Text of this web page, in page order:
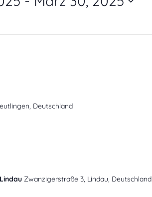
Deutschland
Zwanzigerstraße 3, Lindau, Deutschland